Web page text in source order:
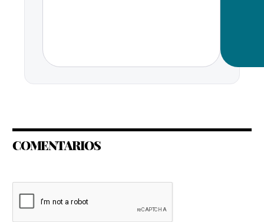
COMENTARIOS